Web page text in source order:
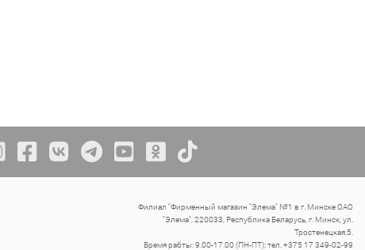
Филиал "Фирменный магазин "Элема" №1 в г. Минске ОАО
"Элема", 220033, Республика Беларусь, г. Минск, ул.
Тростенецкая,5.
Время рабты: 9.00-17.00 (ПН-ПТ); тел. +375 17 349-02-99